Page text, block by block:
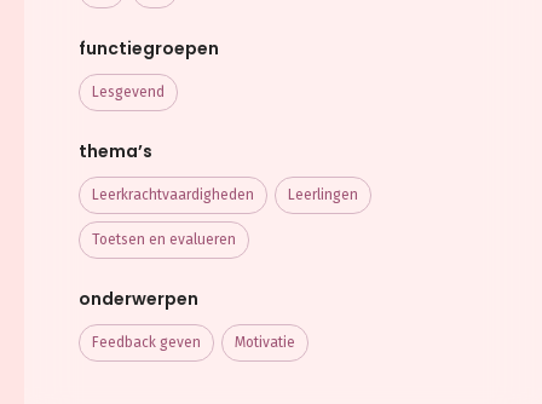
functiegroepen
Lesgevend
thema’s
Leerkracht­vaardigheden Leerlingen
Toetsen en evalueren
onderwerpen
Feedback geven Motivatie